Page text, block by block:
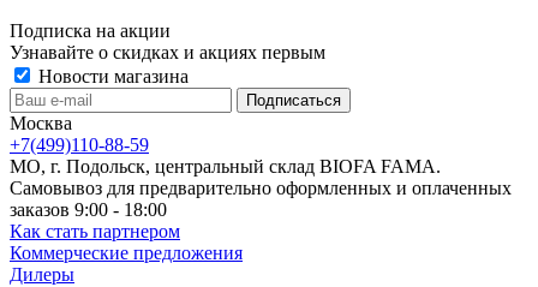
Подписка на акции
Узнавайте о скидках и акциях первым
Новости магазина
Москва
+7(499)110-88-59
МО, г. Подольск, центральный склад BIOFA FAMA.
Самовывоз для предварительно оформленных и оплаченных
заказов 9:00 - 18:00
Как стать партнером
Коммерческие предложения
Дилеры